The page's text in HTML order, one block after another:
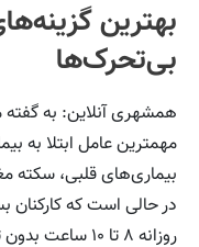
بهترین
بی‌تحرک‌ها
همشهری آنلاین: به
مهمترین عامل ابتلا به
بیماری‌های قلبی، سکته
در حالی است که کارکنان
روزانه ۸ تا ۱۰ ساعت بدون تحرک هستند.